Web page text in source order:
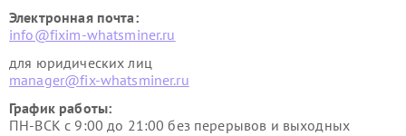
Электронная почта:
info@fixim-whatsminer.ru
для юридических лиц
manager@fix-whatsminer.ru
График работы:
ПН-ВСК с 9:00 до 21:00 без перерывов и выходных